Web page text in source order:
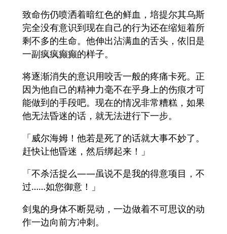
致命伤仍喷洒着暗红色的鲜血，培提尔其乌斯
完全没有意识到现在自己的行为还在缩短着所
剩不多的生命。他伸出沾满血的舌头，依旧是
一副疯疯癫癫的样子。
将逐渐消失的意识用咬舌一般的疼痛卡死。正
因为他自己的精神力毫不在乎身上的伤痕才可
能做到的手段吧。现在的情况非常糟糕，如果
他无法昏迷的话，就无法进行下一步。
「威尔海姆！他若是死了的话就大事不妙了。
赶快让他昏迷，然后绑起来！」
「不杀活捉么——虽说不是我的得意项目，不
过……如您御意！」
剑鬼的身体不断晃动，一边做着不可思议的动
作一边向前方冲刺。